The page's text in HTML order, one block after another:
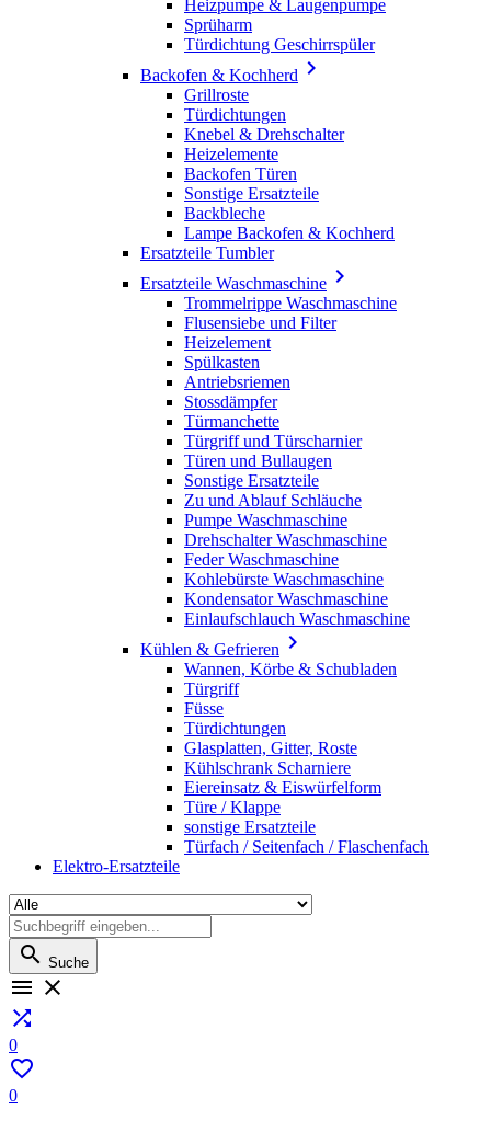
Heizpumpe & Laugenpumpe
Sprüharm
Türdichtung Geschirrspüler
Backofen & Kochherd 
Grillroste
Türdichtungen
Knebel & Drehschalter
Heizelemente
Backofen Türen
Sonstige Ersatzteile
Backbleche
Lampe Backofen & Kochherd
Ersatzteile Tumbler
Ersatzteile Waschmaschine 
Trommelrippe Waschmaschine
Flusensiebe und Filter
Heizelement
Spülkasten
Antriebsriemen
Stossdämpfer
Türmanchette
Türgriff und Türscharnier
Türen und Bullaugen
Sonstige Ersatzteile
Zu und Ablauf Schläuche
Pumpe Waschmaschine
Drehschalter Waschmaschine
Feder Waschmaschine
Kohlebürste Waschmaschine
Kondensator Waschmaschine
Einlaufschlauch Waschmaschine
Kühlen & Gefrieren 
Wannen, Körbe & Schubladen
Türgriff
Füsse
Türdichtungen
Glasplatten, Gitter, Roste
Kühlschrank Scharniere
Eiereinsatz & Eiswürfelform
Türe / Klappe
sonstige Ersatzteile
Türfach / Seitenfach / Flaschenfach
Elektro-Ersatzteile
 Suche
 

0

0